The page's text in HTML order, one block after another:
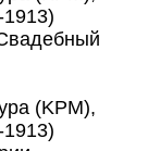
(KPM),